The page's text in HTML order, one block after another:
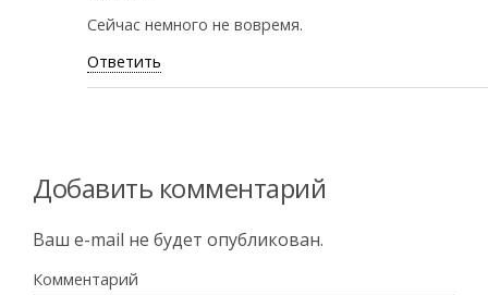
Сейчас немного не вовремя.
Ответить
Добавить комментарий
Ваш e-mail не будет опубликован.
Комментарий